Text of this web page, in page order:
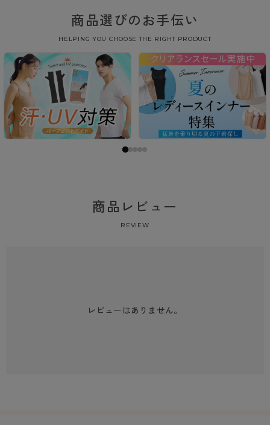
商品選びのお手伝い
HELPING YOU CHOOSE THE RIGHT PRODUCT
商品レビュー
REVIEW
レビューはありません。